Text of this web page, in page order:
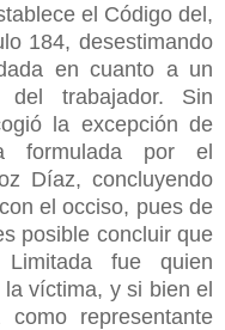
el Código del,
184, desestimando
en cuanto a un
trabajador. Sin
la excepción de
formulada por el
Díaz, concluyendo
el occiso, pues de
posible concluir que
Limitada fue quien
víctima, y si bien el
representante